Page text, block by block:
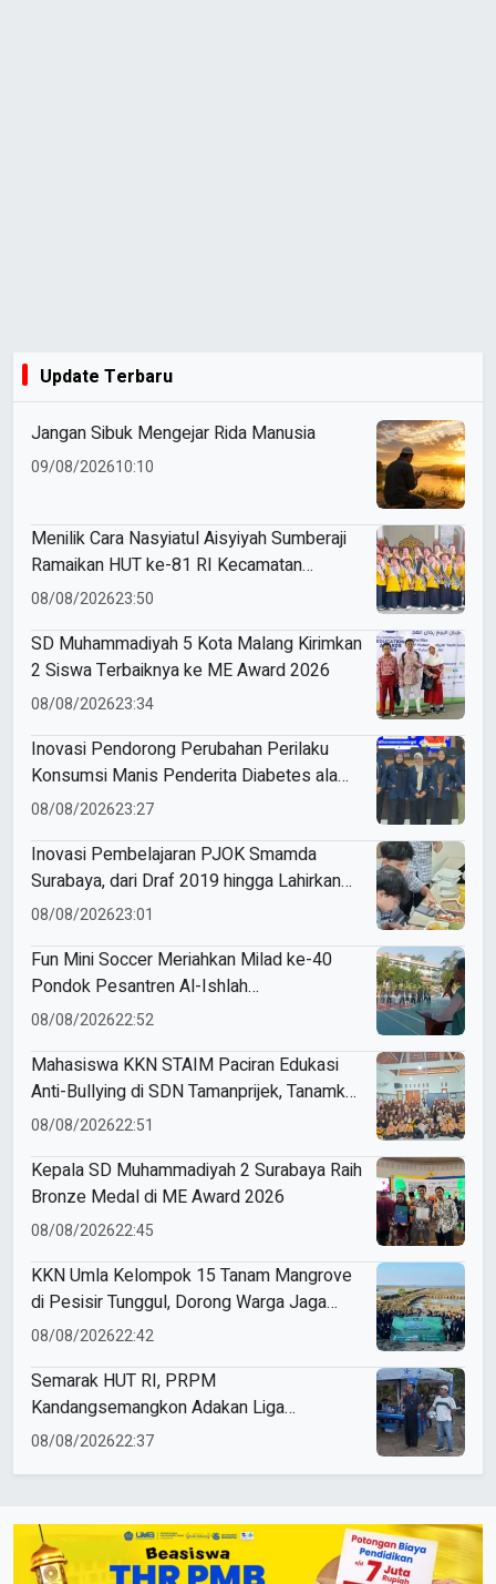
Update Terbaru
Jangan Sibuk Mengejar Rida Manusia
09/08/202610:10
Menilik Cara Nasyiatul Aisyiyah Sumberaji
Ramaikan HUT ke-81 RI Kecamatan
Sukodadi
08/08/202623:50
SD Muhammadiyah 5 Kota Malang Kirimkan
2 Siswa Terbaiknya ke ME Award 2026
08/08/202623:34
Inovasi Pendorong Perubahan Perilaku
Konsumsi Manis Penderita Diabetes ala
Mahasiswa Unesa
08/08/202623:27
Inovasi Pembelajaran PJOK Smamda
Surabaya, dari Draf 2019 hingga Lahirkan
Modul Gizi Digital
08/08/202623:01
Fun Mini Soccer Meriahkan Milad ke-40
Pondok Pesantren Al-Ishlah
Sendangagung
08/08/202622:52
Mahasiswa KKN STAIM Paciran Edukasi
Anti-Bullying di SDN Tamanprijek, Tanamkan
Empati Sejak Dini
08/08/202622:51
Kepala SD Muhammadiyah 2 Surabaya Raih
Bronze Medal di ME Award 2026
08/08/202622:45
KKN Umla Kelompok 15 Tanam Mangrove
di Pesisir Tunggul, Dorong Warga Jaga
Lingkungan
08/08/202622:42
Semarak HUT RI, PRPM
Kandangsemangkon Adakan Liga
Kemerdekaan 2026
08/08/202622:37